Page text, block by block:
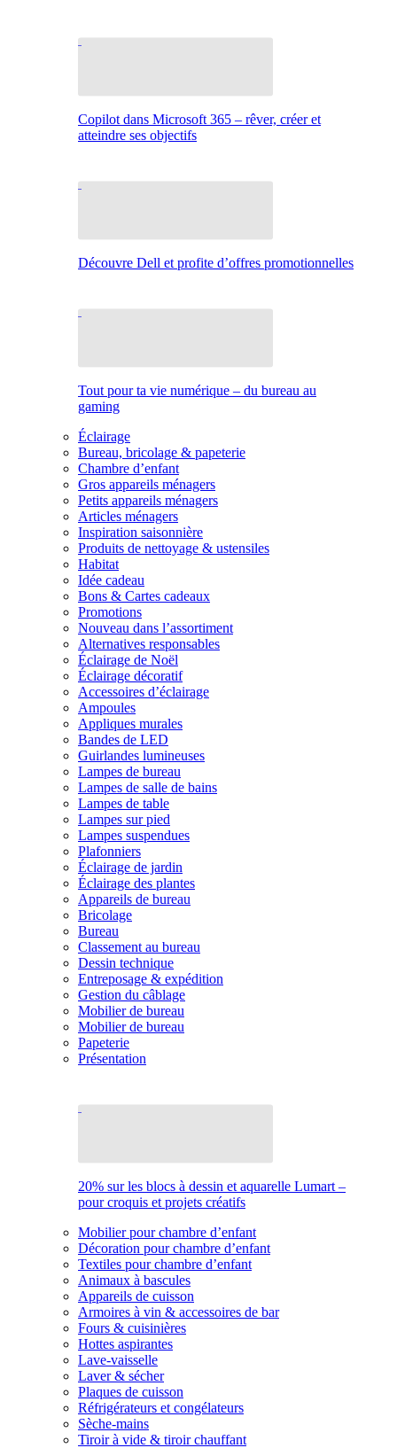
Copilot dans Microsoft 365 – rêver, créer et
atteindre ses objectifs
Découvre Dell et profite d’offres promotionnelles
Tout pour ta vie numérique – du bureau au
gaming
Éclairage
Bureau, bricolage & papeterie
Chambre d’enfant
Gros appareils ménagers
Petits appareils ménagers
Articles ménagers
Inspiration saisonnière
Produits de nettoyage & ustensiles
Habitat
Idée cadeau
Bons & Cartes cadeaux
Promotions
Nouveau dans l’assortiment
Alternatives responsables
Éclairage de Noël
Éclairage décoratif
Accessoires d’éclairage
Ampoules
Appliques murales
Bandes de LED
Guirlandes lumineuses
Lampes de bureau
Lampes de salle de bains
Lampes de table
Lampes sur pied
Lampes suspendues
Plafonniers
Éclairage de jardin
Éclairage des plantes
Appareils de bureau
Bricolage
Bureau
Classement au bureau
Dessin technique
Entreposage & expédition
Gestion du câblage
Mobilier de bureau
Mobilier de bureau
Papeterie
Présentation
20% sur les blocs à dessin et aquarelle Lumart –
pour croquis et projets créatifs
Mobilier pour chambre d’enfant
Décoration pour chambre d’enfant
Textiles pour chambre d’enfant
Animaux à bascules
Appareils de cuisson
Armoires à vin & accessoires de bar
Fours & cuisinières
Hottes aspirantes
Lave-vaisselle
Laver & sécher
Plaques de cuisson
Réfrigérateurs et congélateurs
Sèche-mains
Tiroir à vide & tiroir chauffant